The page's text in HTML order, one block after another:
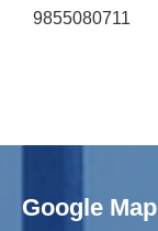
9855080711
Google Map